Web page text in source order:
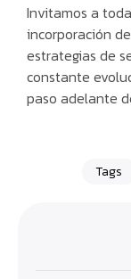
Invitamos a
incorporación
estrategias de
constante
paso adelante
Tags